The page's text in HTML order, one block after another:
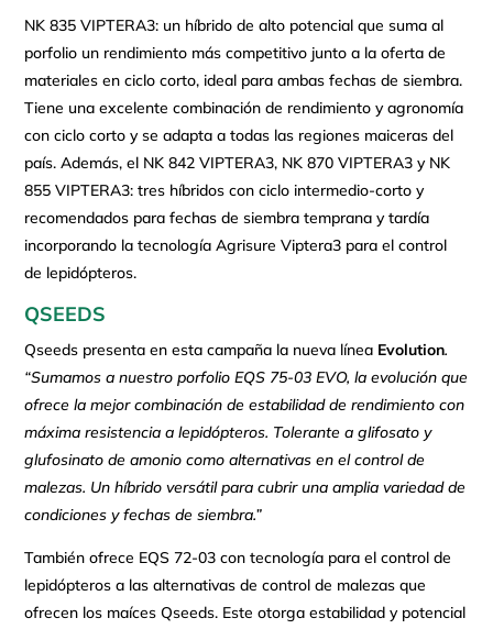
NK 835 VIPTERA3: un híbrido de alto potencial que suma al
porfolio un rendimiento más competitivo junto a la oferta de
materiales en ciclo corto, ideal para ambas fechas de siembra.
Tiene una excelente combinación de rendimiento y agronomía
con ciclo corto y se adapta a todas las regiones maiceras del
país. Además, el NK 842 VIPTERA3, NK 870 VIPTERA3 y NK
855 VIPTERA3: tres híbridos con ciclo intermedio-corto y
recomendados para fechas de siembra temprana y tardía
incorporando la tecnología Agrisure Viptera3 para el control
de lepidópteros.
QSEEDS
Qseeds presenta en esta campaña la nueva línea Evolution.
“Sumamos a nuestro porfolio EQS 75-03 EVO, la evolución que
ofrece la mejor combinación de estabilidad de rendimiento con
máxima resistencia a lepidópteros. Tolerante a glifosato y
glufosinato de amonio como alternativas en el control de
malezas. Un híbrido versátil para cubrir una amplia variedad de
condiciones y fechas de siembra.”
También ofrece EQS 72-03 con tecnología para el control de
lepidópteros a las alternativas de control de malezas que
ofrecen los maíces Qseeds. Este otorga estabilidad y potencial